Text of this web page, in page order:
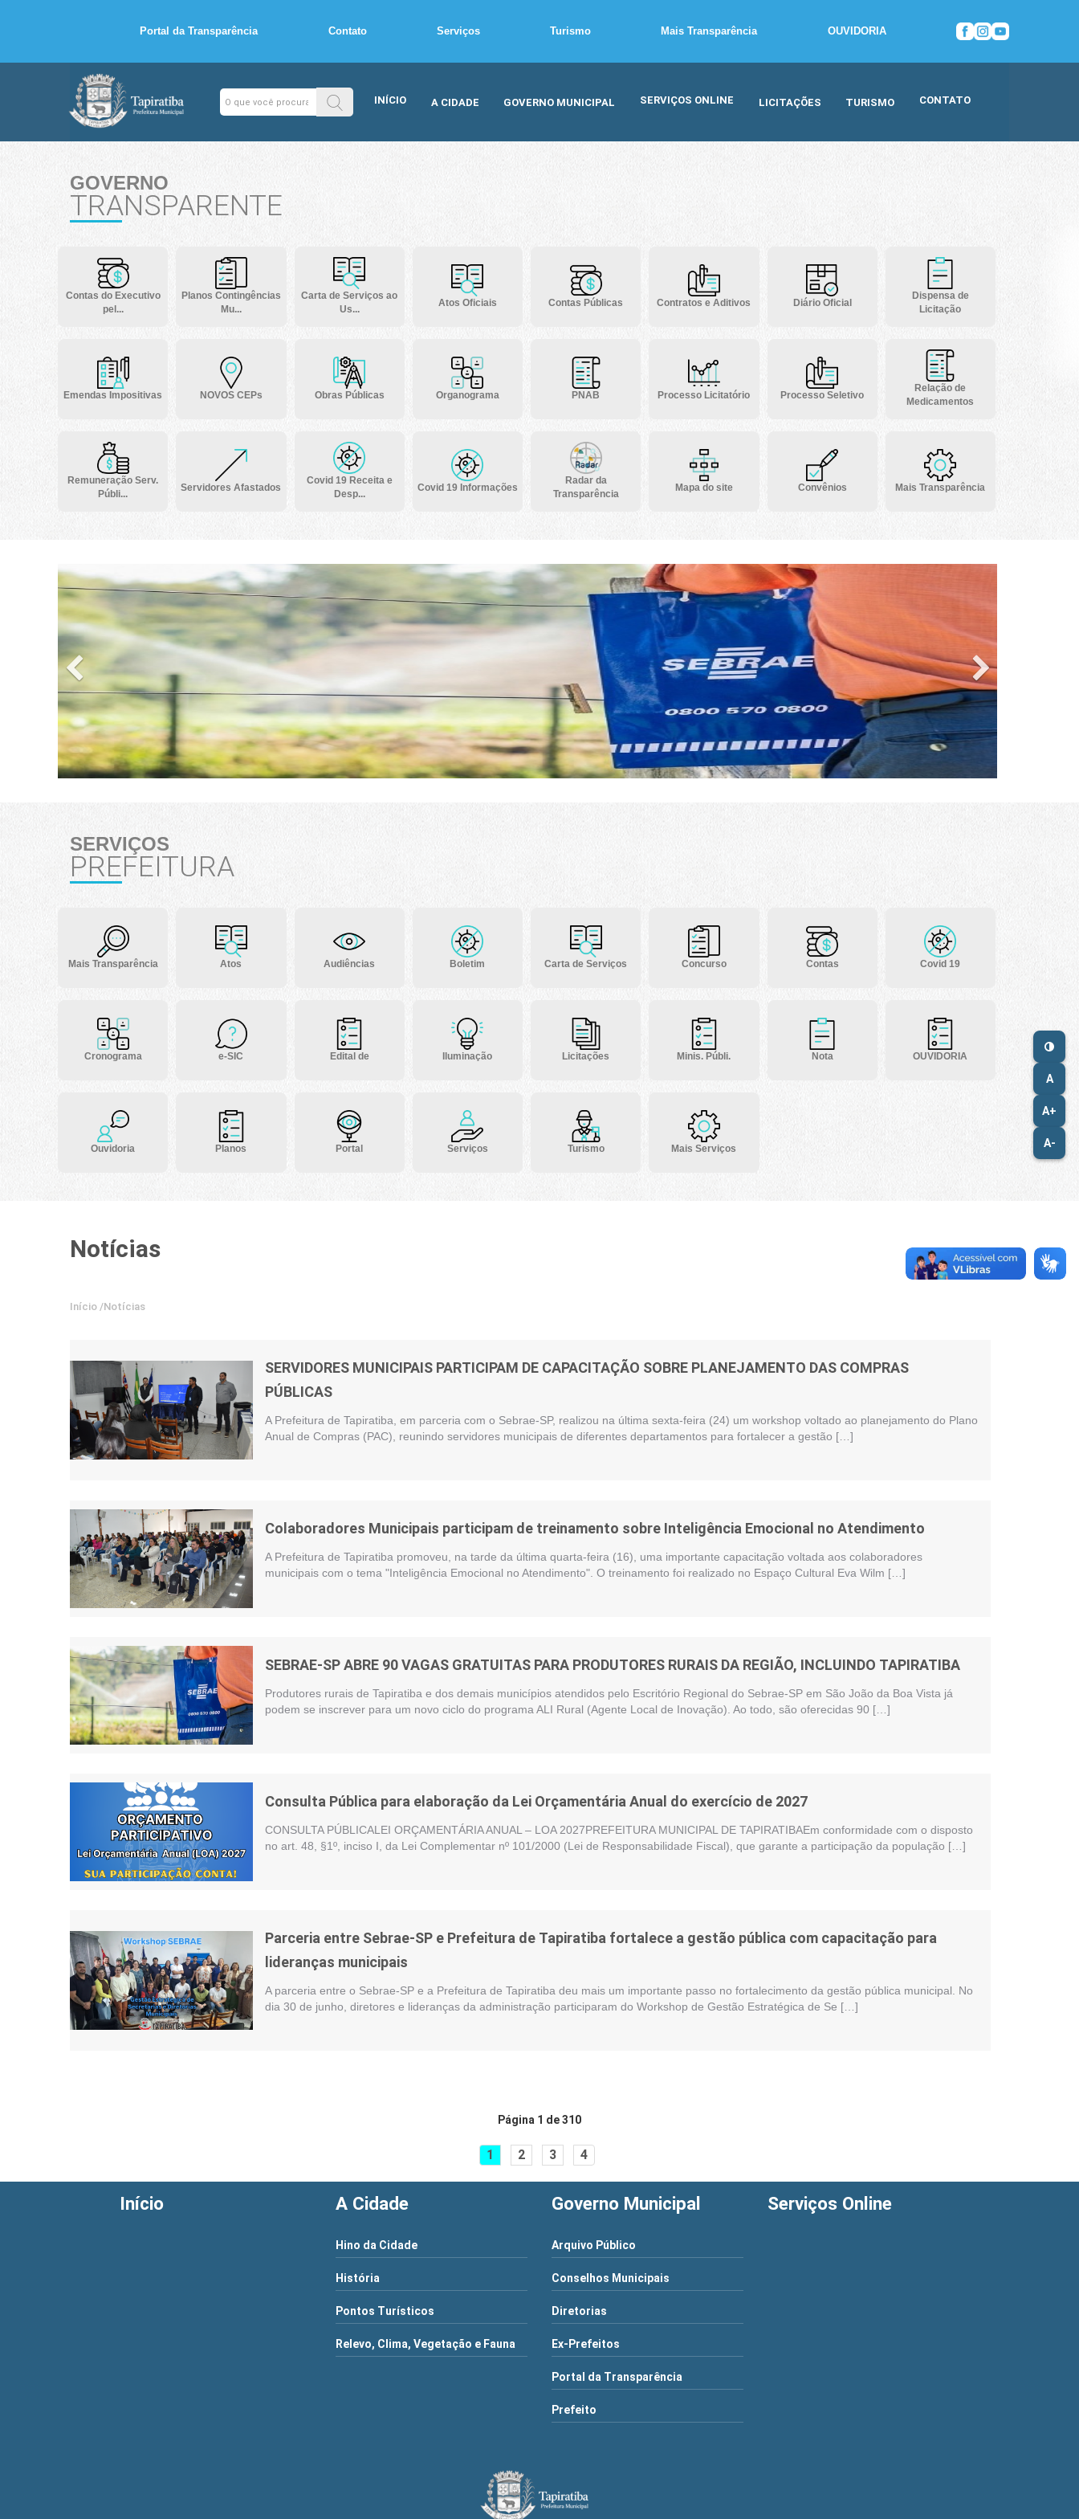
Portal da Transparência Contato Serviços Turismo Mais Transparência OUVIDORIA
INÍCIO A CIDADE GOVERNO MUNICIPAL SERVIÇOS ONLINE LICITAÇÕES TURISMO CONTATO
A
A+
A-
GOVERNO
TRANSPARENTE
Contas do Executivo
pel...
Planos Contingências
Mu...
Carta de Serviços ao
Us...
Atos Oficiais Contas Públicas Contratos e Aditivos Diário Oficial
Dispensa de
Licitação
Emendas Impositivas NOVOS CEPs Obras Públicas Organograma PNAB Processo Licitatório Processo Seletivo
Relação de
Medicamentos
Remuneração Serv.
Públi...
Servidores Afastados
Covid 19 Receita e
Desp...
Covid 19 Informações
Radar da
Transparência
Mapa do site Convênios Mais Transparência
Previous Next
SERVIÇOS
PREFEITURA
Mais Transparência Atos Audiências Boletim Carta de Serviços Concurso Contas Covid 19
Cronograma e-SIC Edital de Iluminação Licitações Minis. Públi. Nota OUVIDORIA
Ouvidoria Planos Portal Serviços Turismo Mais Serviços
Notícias
Início /Notícias
SERVIDORES MUNICIPAIS PARTICIPAM DE CAPACITAÇÃO SOBRE PLANEJAMENTO DAS COMPRAS
PÚBLICAS
A Prefeitura de Tapiratiba, em parceria com o Sebrae-SP, realizou na última sexta-feira (24) um workshop voltado ao planejamento do Plano
Anual de Compras (PAC), reunindo servidores municipais de diferentes departamentos para fortalecer a gestão […]
Colaboradores Municipais participam de treinamento sobre Inteligência Emocional no Atendimento
A Prefeitura de Tapiratiba promoveu, na tarde da última quarta-feira (16), uma importante capacitação voltada aos colaboradores
municipais com o tema "Inteligência Emocional no Atendimento". O treinamento foi realizado no Espaço Cultural Eva Wilm […]
SEBRAE-SP ABRE 90 VAGAS GRATUITAS PARA PRODUTORES RURAIS DA REGIÃO, INCLUINDO TAPIRATIBA
Produtores rurais de Tapiratiba e dos demais municípios atendidos pelo Escritório Regional do Sebrae-SP em São João da Boa Vista já
podem se inscrever para um novo ciclo do programa ALI Rural (Agente Local de Inovação). Ao todo, são oferecidas 90 […]
Consulta Pública para elaboração da Lei Orçamentária Anual do exercício de 2027
CONSULTA PÚBLICALEI ORÇAMENTÁRIA ANUAL – LOA 2027PREFEITURA MUNICIPAL DE TAPIRATIBAEm conformidade com o disposto
no art. 48, §1º, inciso I, da Lei Complementar nº 101/2000 (Lei de Responsabilidade Fiscal), que garante a participação da população […]
Parceria entre Sebrae-SP e Prefeitura de Tapiratiba fortalece a gestão pública com capacitação para
lideranças municipais
A parceria entre o Sebrae-SP e a Prefeitura de Tapiratiba deu mais um importante passo no fortalecimento da gestão pública municipal. No
dia 30 de junho, diretores e lideranças da administração participaram do Workshop de Gestão Estratégica de Se […]
Página 1 de 310
1 2 3 4
Início A Cidade
Hino da Cidade
História
Pontos Turísticos
Relevo, Clima, Vegetação e Fauna
Governo Municipal
Arquivo Público
Conselhos Municipais
Diretorias
Ex-Prefeitos
Portal da Transparência
Prefeito
Serviços Online